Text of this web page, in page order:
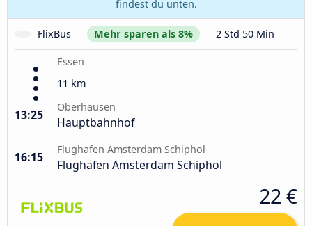
findest du unten.
FlixBus Mehr sparen als 8% 2 Std 50 Min
Essen
11 km
13:25
Oberhausen
Hauptbahnhof
16:15
Flughafen Amsterdam Schiphol
Flughafen Amsterdam Schiphol
22 €